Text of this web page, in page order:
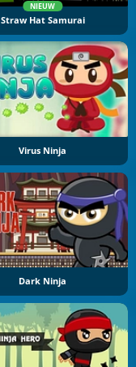
NIEUW
Straw Hat Samurai
Virus Ninja
Dark Ninja